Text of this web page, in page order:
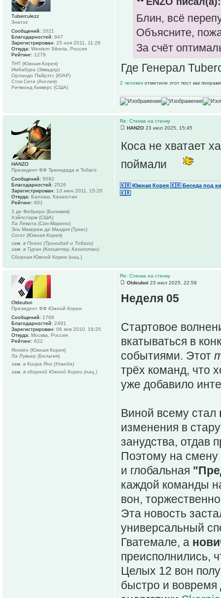
Блин, всё
Объясните,
За счёт
Где Генерал
2 человек отметили этот пост как
Tuberculezz
Знаток
Сообщений: 2021
Благодарностей: 947
Зарегистрирован: 25 ноя 2011, 11:26
Откуда: Western Siberia, Россия
Рейтинг: 1279
ТНТ (Южная Корея)
Имбабура (Эквадор)
Орландо Пайрэтс (ЮАР)
Сток Сити (Англия)
Ричмонд Киккерс (США)
Re: Стенка на стенку
HANZO 23 июл 2025, 15:45
Коса не хватает
поймали
🇰🇷 Южная Корея 🇰🇷 Беседа под
🇰🇷
HANZO
Президент ФФ Тринидада и Тобаго
Сообщений: 5092
Благодарностей: 2526
Зарегистрирован: 13 июн 2011, 15:20
Откуда: Балхаш, Казахстан
Рейтинг: 601
3 де Фебреро (Боливия)
Хэйлсторм (США)
Ла Левата (Сан-Марино)
Эль Макерем де Махдия (Тунис)
Согот (Южная Корея)
зам. в Полис (Тринидад и Тобаго)
зам. в Туран (Кокшетау, Казахстан)
Сборная Южной Кореи (нац.)
Re: Стенка на стенку
Oldeuboi 23 июл 2025, 22:59
Неделя 05
Стартовое
вкатываться в
событиями. Этот
трёх команд, что
уже добавило
Виной всему стал
изменения в
занудства, отдав
Поэтому на
и глобальная
каждой команды
вон,
Эта новость
универсальный
Гватемале, а
преисполнились,
Целых 12 вон
быстро и вовремя
Oldeuboi
Президент ФФ Южной Кореи
Сообщений: 1768
Благодарностей: 2491
Зарегистрирован: 06 янв 2010, 18:25
Откуда: Москва, Россия
Рейтинг: 622
Янпхён (Южная Корея)
Ла Лувьер (Бельгия)
зам. в Киира Янг (Уганда)
зам. в сборной Южной Кореи (нац.)